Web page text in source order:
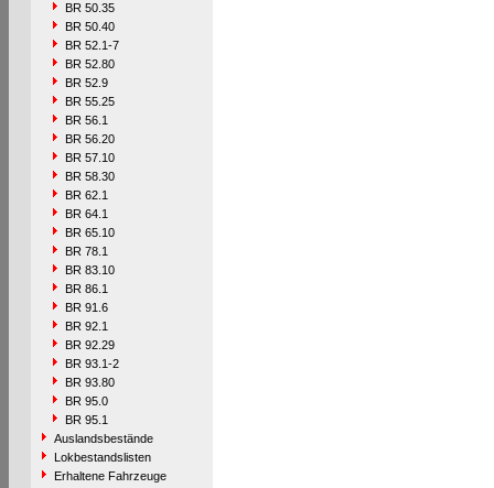
BR 50.35
BR 50.40
BR 52.1-7
BR 52.80
BR 52.9
BR 55.25
BR 56.1
BR 56.20
BR 57.10
BR 58.30
BR 62.1
BR 64.1
BR 65.10
BR 78.1
BR 83.10
BR 86.1
BR 91.6
BR 92.1
BR 92.29
BR 93.1-2
BR 93.80
BR 95.0
BR 95.1
Auslandsbestände
Lokbestandslisten
Erhaltene Fahrzeuge